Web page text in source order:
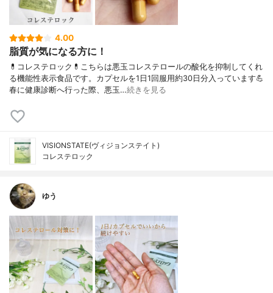
4.00
脂質が気になる方に！
💊コレステロック💊こちらは悪玉コレステロールの酸化を抑制してくれ
る機能性表示食品です。カプセルを1日1回服用約30日分入っています💪
春に健康診断へ行った際、悪玉…続きを見る
VISIONSTATE(ヴィジョンステイト)
コレステロック
ゆう